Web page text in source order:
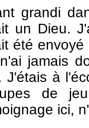
grandi
un Dieu.
été
jamais
J'étais à
de
ici,